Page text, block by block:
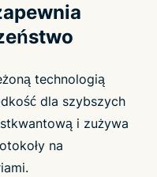
technologią
dla szybszych
i zużywa
na